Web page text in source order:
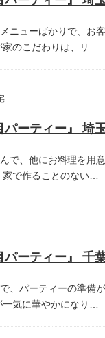
ニューばかりで、お
家のこだわりは、リ…
で、他にお料理を用
家で作ることのない…
、パーティーの準備
気に華やかになり…